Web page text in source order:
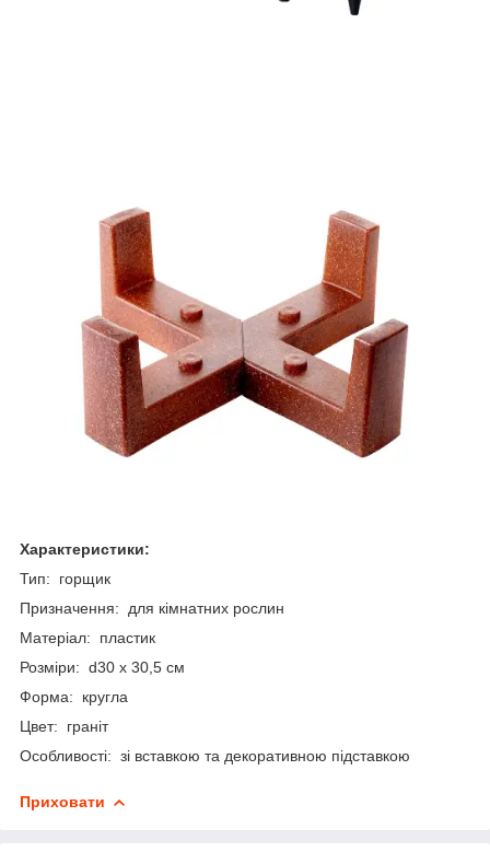
Характеристики:
Тип: горщик
Призначення: для кімнатних рослин
Матеріал: пластик
Розміри: d30 х 30,5 см
Форма: кругла
Цвет: граніт
Особливості: зі вставкою та декоративною підставкою
Приховати